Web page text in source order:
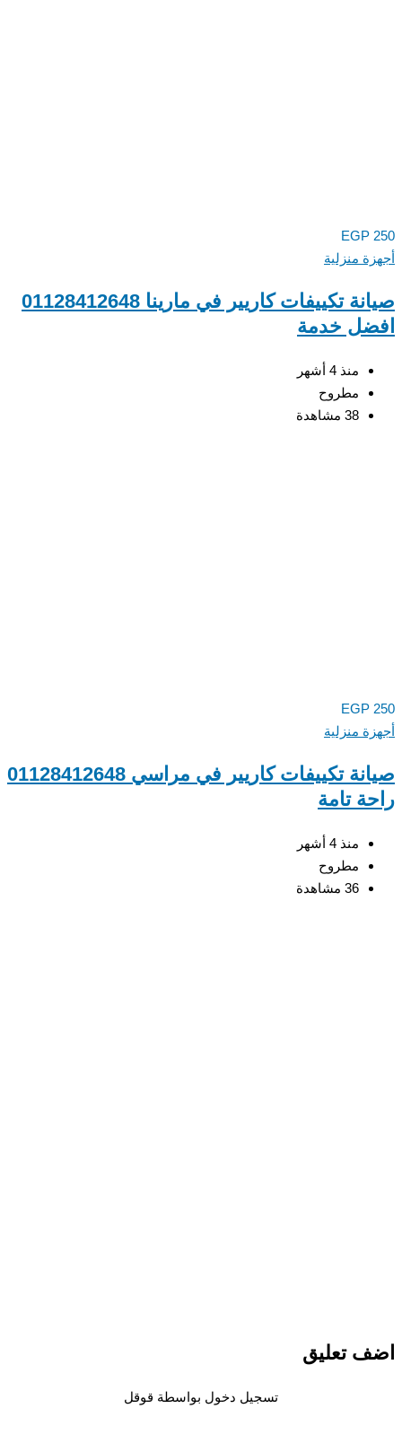
EGP
منزلية
صيانة تكييفات كاريير في مارينا 01128412648
خدمة
منذ 4 أشهر
مطروح
EGP
منزلية
صيانة تكييفات كاريير في مراسي 01128412648
تامة
منذ 4 أشهر
مطروح
تعليق
تسجيل دخول بواسطة قوقل